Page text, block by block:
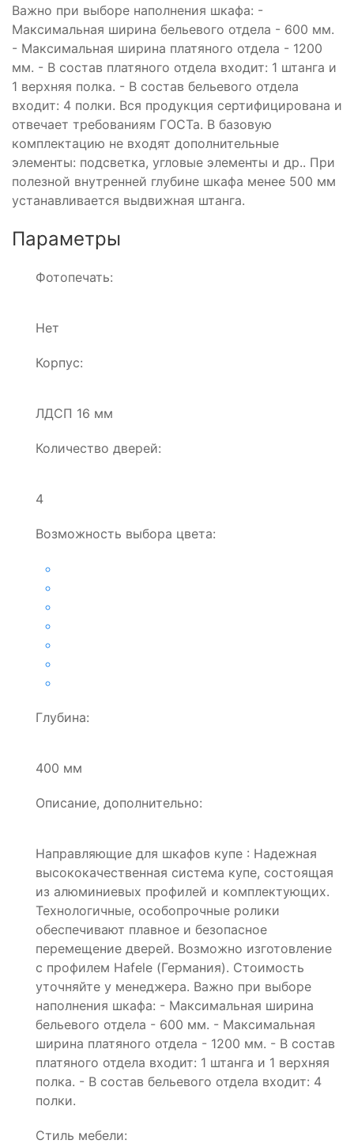
Важно при выборе наполнения шкафа: -
Максимальная ширина бельевого отдела - 600 мм.
- Максимальная ширина платяного отдела - 1200
мм. - В состав платяного отдела входит: 1 штанга и
1 верхняя полка. - В состав бельевого отдела
входит: 4 полки. Вся продукция сертифицирована и
отвечает требованиям ГОСТа. В базовую
комплектацию не входят дополнительные
элементы: подсветка, угловые элементы и др.. При
полезной внутренней глубине шкафа менее 500 мм
устанавливается выдвижная штанга.
Параметры
Фотопечать:
Нет
Корпус:
ЛДСП 16 мм
Количество дверей:
4
Возможность выбора цвета:
Глубина:
400 мм
Описание, дополнительно:
Направляющие для шкафов купе : Надежная
высококачественная система купе, состоящая
из алюминиевых профилей и комплектующих.
Технологичные, особопрочные ролики
обеспечивают плавное и безопасное
перемещение дверей. Возможно изготовление
с профилем Hafele (Германия). Стоимость
уточняйте у менеджера. Важно при выборе
наполнения шкафа: - Максимальная ширина
бельевого отдела - 600 мм. - Максимальная
ширина платяного отдела - 1200 мм. - В состав
платяного отдела входит: 1 штанга и 1 верхняя
полка. - В состав бельевого отдела входит: 4
полки.
Стиль мебели: